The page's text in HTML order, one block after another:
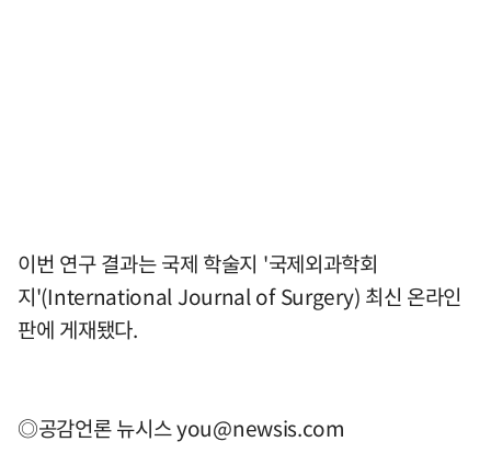
이번 연구 결과는 국제 학술지 '국제외과학회
지'(International Journal of Surgery) 최신 온라인
판에 게재됐다.
◎공감언론 뉴시스you@newsis.com